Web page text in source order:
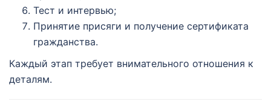
Тест и интервью;
Принятие присяги и получение сертификата
гражданства.
Каждый этап требует внимательного отношения к
деталям.